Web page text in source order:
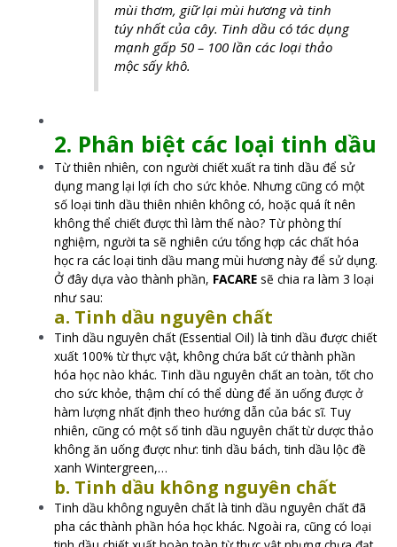
mùi thơm, giữ lại mùi hương và tinh
túy nhất của cây. Tinh dầu có tác dụng
mạnh gấp 50 – 100 lần các loại thảo
mộc sấy khô.
2. Phân biệt các loại tinh dầu
Từ thiên nhiên, con người chiết xuất ra tinh dầu để sử
dụng mang lại lợi ích cho sức khỏe. Nhưng cũng có một
số loại tinh dầu thiên nhiên không có, hoặc quá ít nên
không thể chiết được thì làm thế nào? Từ phòng thí
nghiệm, người ta sẽ nghiên cứu tổng hợp các chất hóa
học ra các loại tinh dầu mang mùi hương này để sử dụng.
Ở đây dựa vào thành phần, FACARE sẽ chia ra làm 3 loại
như sau:
a. Tinh dầu nguyên chất
Tinh dầu nguyên chất (Essential Oil) là tinh dầu được chiết
xuất 100% từ thực vật, không chứa bất cứ thành phần
hóa học nào khác. Tinh dầu nguyên chất an toàn, tốt cho
cho sức khỏe, thậm chí có thể dùng để ăn uống được ở
hàm lượng nhất định theo hướng dẫn của bác sĩ. Tuy
nhiên, cũng có một số tinh dầu nguyên chất từ dược thảo
không ăn uống được như: tinh dầu bách, tinh dầu lộc đề
xanh Wintergreen,…
b. Tinh dầu không nguyên chất
Tinh dầu không nguyên chất là tinh dầu nguyên chất đã
pha các thành phần hóa học khác. Ngoài ra, cũng có loại